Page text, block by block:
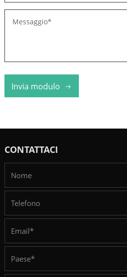
Invia modulo
CONTATTACI